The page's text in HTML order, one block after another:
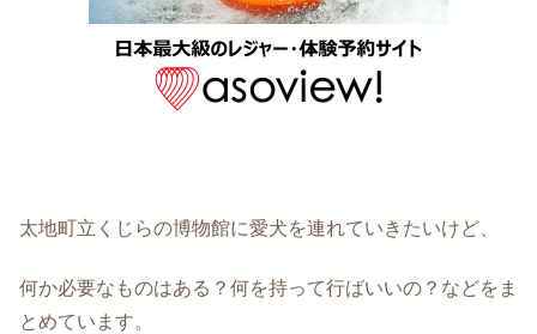
太地町立くじらの博物館に愛犬を連れていきたいけど、
何か必要なものはある？何を持って行ばいいの？などをま
とめています。